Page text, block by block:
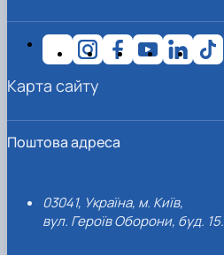
Поштова адреса
03041, Україна, м. Київ,
вул. Героїв Оборони, буд. 15.
Карта сайту